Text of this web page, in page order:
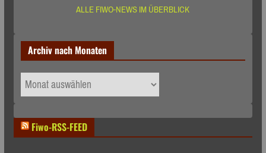
ALLE FIWO-NEWS IM ÜBERBLICK
Archiv nach Monaten
Archiv
nach
Fiwo-RSS-FEED